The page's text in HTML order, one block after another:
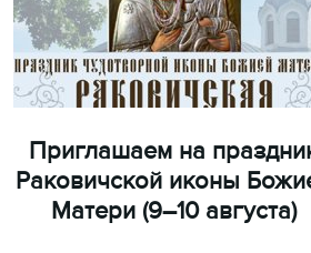
Приглашаем на
Раковичской иконы
Матери (9–10 августа)